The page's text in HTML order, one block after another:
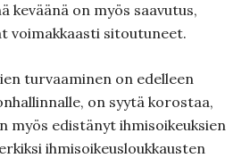
keväänä on myös saavutus,
voimakkaasti sitoutuneet.
turvaaminen on edelleen
on syytä korostaa,
myös edistänyt ihmisoikeuksien
ihmisoikeusloukkausten